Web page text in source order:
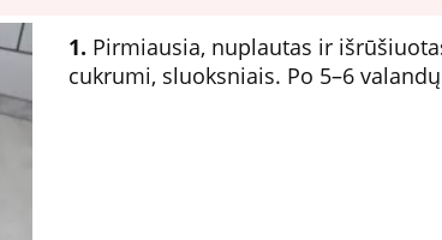
1. Pirmiausia, nuplautas ir
cukrumi, sluoksniais. Po 5–6